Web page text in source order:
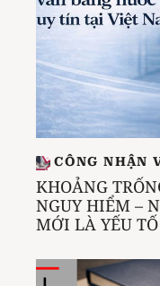
CÔNG NHẬN
KHOẢNG
NGUY HIỂM –
MỚI LÀ YẾU